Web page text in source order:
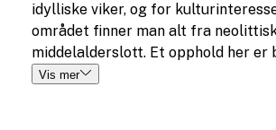
idylliske viker, og for
området finner man alt fra
middelalderslott. Et opphold her
Vis mer